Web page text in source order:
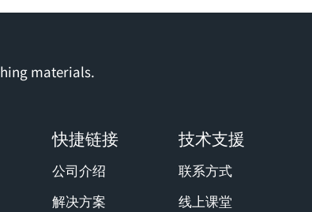
materials.
快捷链接 技术支援
公司介绍
解决方案
联系方式
线上课堂